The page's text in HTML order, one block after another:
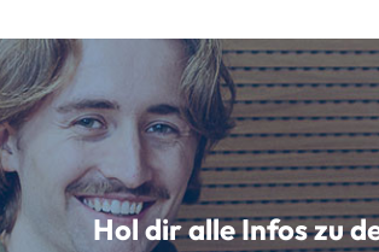
Hol dir alle Infos zu